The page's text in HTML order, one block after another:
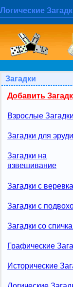
Логические
Загадки
Добавить
Взрослые Загадки
Загадки для
Загадки на
взвешивание
Загадки с
Загадки с
Загадки со
Графические
Исторические